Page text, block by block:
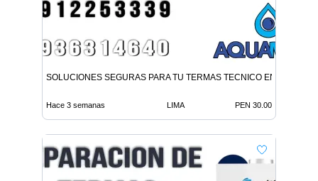
SOLUCIONES SEGURAS PARA TU TERMAS TECNICO EN PUEBLO
Hace 3 semanas LIMA PEN 30.00